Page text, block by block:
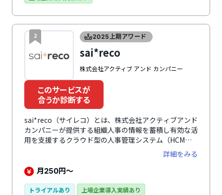
定から導入後の運用までサポートします。タレントマネ
ジメントや人事評価制度構築における課題もスムーズに
解決しながら運用できます。料金プランは自社の状況に
合わせて選択可能です。
2 2025上期アワード
sai*reco
株式会社アクティブ アンド カンパニー
このサービスが
合うか診断する
sai*reco（サイレコ）とは、株式会社アクティブアンド
カンパニーが提供する組織人事の情報を蓄積し有効な活
用を支援するクラウド型の人事管理システム（HCM）
です。グッドデザイン賞(2018年)、ASPIC IoT・AI・
クラウドアワード2019 基幹業務系分野グランプリ
(2019年)を受賞。人事業務にかかわるすべての情報を収
感的にわかりやすく可視化することで作業効率、人事戦
詳細をみる
月250円～
トライアルあり 上場企業導入実績あり